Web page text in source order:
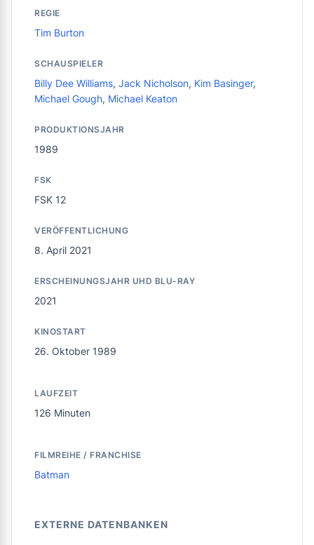
REGIE
Tim Burton
SCHAUSPIELER
Billy Dee Williams, Jack Nicholson, Kim Basinger,
Michael Gough, Michael Keaton
PRODUKTIONSJAHR
1989
FSK
FSK 12
VERÖFFENTLICHUNG
8. April 2021
ERSCHEINUNGSJAHR UHD BLU-RAY
2021
KINOSTART
26. Oktober 1989
LAUFZEIT
126 Minuten
FILMREIHE / FRANCHISE
Batman
EXTERNE DATENBANKEN